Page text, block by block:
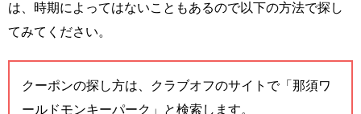
は、時期によってはないこともあるので以下の方法で探し
てみてください。
クーポンの探し方は、クラブオフのサイトで「那須ワ
ールドモンキーパーク」と検索します。